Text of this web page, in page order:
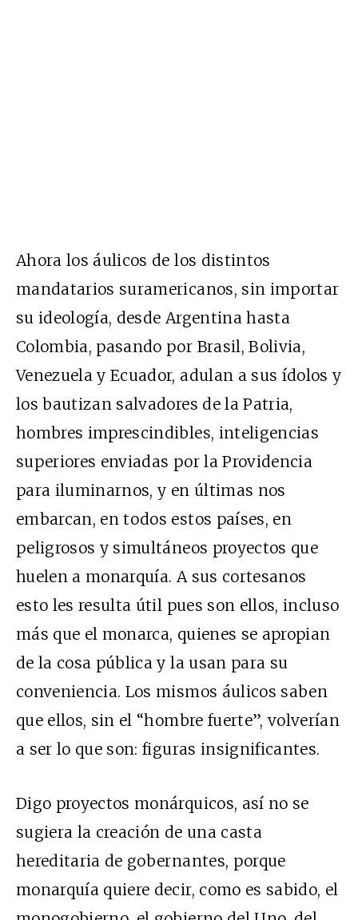
Ahora los áulicos de los distintos
mandatarios suramericanos, sin importar
su ideología, desde Argentina hasta
Colombia, pasando por Brasil, Bolivia,
Venezuela y Ecuador, adulan a sus ídolos y
los bautizan salvadores de la Patria,
hombres imprescindibles, inteligencias
superiores enviadas por la Providencia
para iluminarnos, y en últimas nos
embarcan, en todos estos países, en
peligrosos y simultáneos proyectos que
huelen a monarquía. A sus cortesanos
esto les resulta útil pues son ellos, incluso
más que el monarca, quienes se apropian
de la cosa pública y la usan para su
conveniencia. Los mismos áulicos saben
que ellos, sin el “hombre fuerte”, volverían
a ser lo que son: figuras insignificantes.
Digo proyectos monárquicos, así no se
sugiera la creación de una casta
hereditaria de gobernantes, porque
monarquía quiere decir, como es sabido, el